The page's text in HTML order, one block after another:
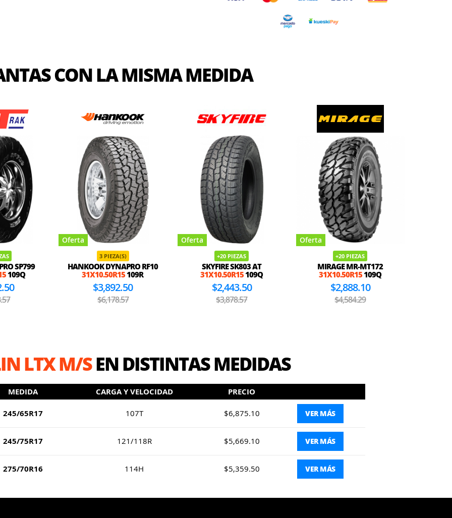
CON LA MISMA MEDIDA
SP799
109Q
Oferta
3 PIEZA(S)
HANKOOK DYNAPRO RF10
31X10.50R15109R
$3,892.50
$6,178.57
Oferta
+20 PIEZAS
SKYFIRE SK803 AT
31X10.50R15109Q
$2,443.50
$3,878.57
Oferta
+20 PIEZAS
MIRAGE MR-MT172
31X10.50R15109Q
$2,888.10
$4,584.29
LTX M/SEN DISTINTAS MEDIDAS
MEDIDA CARGA Y VELOCIDAD PRECIO
245/65R17 107T $6,875.10 VER MÁS
245/75R17 121/118R $5,669.10 VER MÁS
275/70R16 114H $5,359.50 VER MÁS